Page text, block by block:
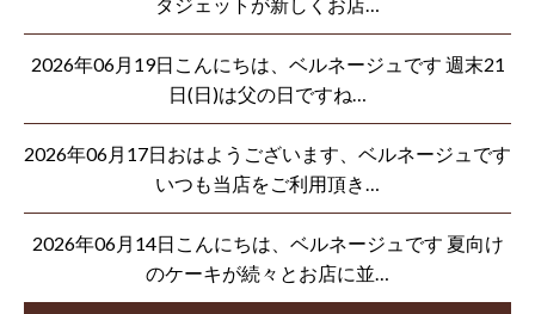
2026年06月19日こんにちは、ベルネージュです 週末21
日(日)は父の日ですね…
2026年06月17日おはようございます、ベルネージュです
いつも当店をご利用頂き…
2026年06月14日こんにちは、ベルネージュです 夏向け
のケーキが続々とお店に並…